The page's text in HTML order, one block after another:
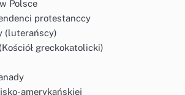
Polsce
protestanccy
(luterańscy)
greckokatolicki)
amerykańskiej